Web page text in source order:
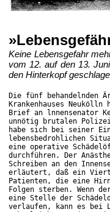
Keine Lebensgefahr
vom 12. auf den 13.
den Hinterkopf
Die fünf behandelnden
Krankenhauses
Brief an lnnensenator
unnötig brutalen
habe sich bei seiner
lebensbedrohlichen
eine operative
durchführen. Der
Schreiben an den
erläutert, daß ein
Patienten, die eine
Folgen sterben. Wenn
eine Stelle der
verlaufen, kann es bei